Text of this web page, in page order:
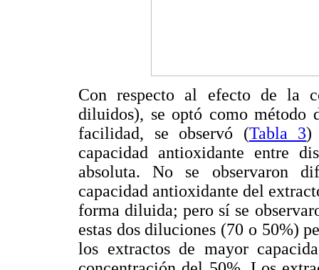
Con respecto al efecto de la
diluidos), se optó como método
facilidad, se observó (Tabla 3)
capacidad antioxidante entre
absoluta. No se observaron
capacidad antioxidante del
forma diluida; pero sí se
estas dos diluciones (70 o 50%)
los extractos de mayor